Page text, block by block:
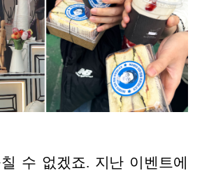
수 없겠죠. 지난 이벤트에